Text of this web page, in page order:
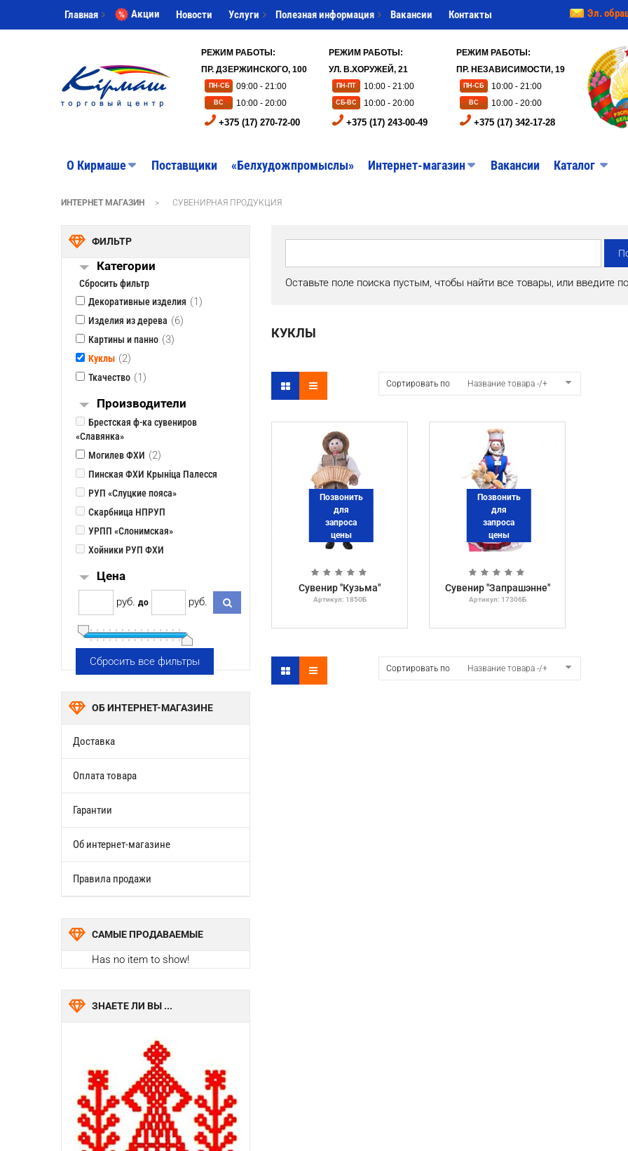
Главная Акции Новости Услуги Полезная информация Вакансии Контакты Эл.
РЕЖИМ РАБОТЫ:
ПР. ДЗЕРЖИНСКОГО, 100
ПН-СБ 09:00 - 21:00
ВС 10:00 - 20:00
+375 (17) 270-72-00
РЕЖИМ РАБОТЫ:
УЛ. В.ХОРУЖЕЙ, 21
ПН-ПТ 10:00 - 21:00
СБ-ВС 10:00 - 20:00
+375 (17) 243-00-49
РЕЖИМ РАБОТЫ:
ПР. НЕЗАВИСИМОСТИ, 19
ПН-СБ 10:00 - 21:00
ВС 10:00 - 20:00
+375 (17) 342-17-28
O Кирмаше Поставщики «Белхудожпромыслы» Интернет-магазин Вакансии Каталог
ИНТЕРНЕТ МАГАЗИН > СУВЕНИРНАЯ ПРОДУКЦИЯ
Оставьте поле поиска пустым, чтобы найти все товары, или введите
КУКЛЫ
Сортировать по Название товара -/+
Сувенир "Кузьма"
Артикул: 1850Б
Позвонить
для
запроса
цены
Сувенир "Запрашэнне"
Артикул: 17306Б
Позвонить
для
запроса
цены
Сортировать по Название товара -/+
ФИЛЬТР
Категории
Сбросить фильтр
Декоративные изделия (1)
Изделия из дерева (6)
Картины и панно (3)
Куклы (2)
Ткачество (1)
Производители
Брестская ф-ка сувениров
«Славянка»
Могилев ФХИ (2)
Пинская ФХИ Крынiца Палесся
РУП «Слуцкие пояса»
Скарбница НПРУП
УРПП «Слонимская»
Хойники РУП ФХИ
Цена
pуб. до pуб.
Сбросить все фильтры
ОБ ИНТЕРНЕТ-МАГАЗИНЕ
Доставка
Оплата товара
Гарантии
Об интернет-магазине
Правила продажи
САМЫЕ ПРОДАВАЕМЫЕ
Has no item to show!
ЗНАЕТЕ ЛИ ВЫ ...